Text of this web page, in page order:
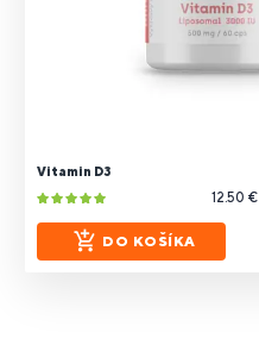
Vitamin D3
12.50 €
DO KOŠÍKA